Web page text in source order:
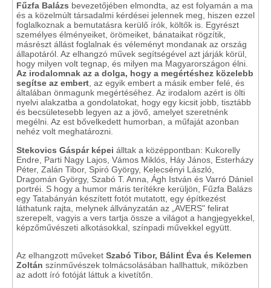
Fűzfa Balázs bevezetőjében elmondta, az est folyamán a ma
és a közelmúlt társadalmi kérdései jelennek meg, hiszen ezzel
foglalkoznak a bemutatásra kerülő írók, költők is. Egyrészt
személyes élményeiket, örömeiket, bánataikat rögzítik,
másrészt állást foglalnak és véleményt mondanak az ország
állapotáról. Az elhangzó művek segítségével azt járják körül,
hogy milyen volt tegnap, és milyen ma Magyarországon élni.
Az irodalomnak az a dolga, hogy a megértéshez közelebb
segítse az embert , az egyik embert a másik ember felé, és
általában önmagunk megértéséhez. Az irodalom azért is ölti
nyelvi alakzatba a gondolatokat, hogy egy kicsit jobb, tisztább
és becsületesebb legyen az a jövő, amelyet szeretnénk
megélni. Az est bővelkedett humorban, a műfaját azonban
nehéz volt meghatározni.
Stekovics Gáspár képei álltak a középpontban: Kukorelly
Endre, Parti Nagy Lajos, Vámos Miklós, Háy János, Esterházy
Péter, Zalán Tibor, Spiró György, Kelecsényi László,
Dragomán György, Szabó T. Anna, Ágh István és Varró Dániel
portréi. S hogy a humor máris terítékre kerüljön, Fűzfa Balázs
egy Tatabányán készített fotót mutatott, egy építkezést
láthatunk rajta, melynek állványzatán az „AVERS" felirat
szerepelt, vagyis a vers tartja össze a világot a hangjegyekkel,
képzőművészeti alkotásokkal, színpadi művekkel együtt.
Az elhangzott műveket Szabó Tibor, Bálint Éva és Kelemen
Zoltán színművészek tolmácsolásában hallhattuk, miközben
az adott író fotóját láttuk a kivetítőn.